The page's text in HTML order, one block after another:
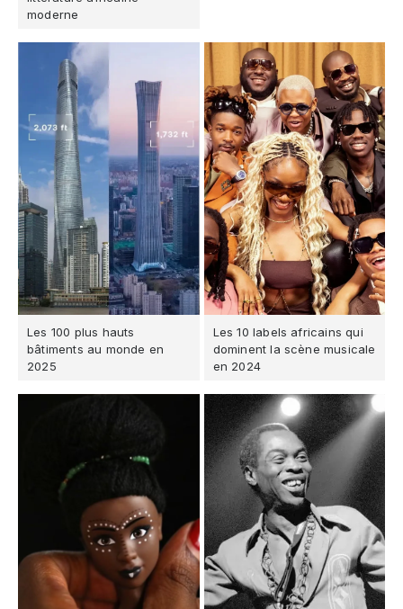
moderne
Les 100 plus hauts
bâtiments au monde en
2025
Les 10 labels africains qui
dominent la scène musicale
en 2024